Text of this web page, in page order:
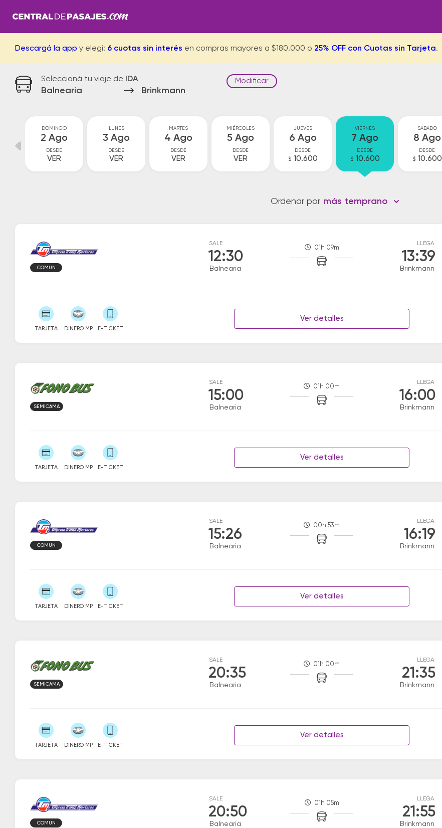
Descargá la app y elegí: 6 cuotas sin interés en compras mayores a $180.000 o 25% OFF con Cuotas sin Tarjeta.
Seleccioná tu viaje de IDA
Balnearia Brinkmann
Modificar
DOMINGO
2 Ago
DESDE
VER
LUNES
3 Ago
DESDE
VER
MARTES
4 Ago
DESDE
VER
MIÉRCOLES
5 Ago
DESDE
VER
JUEVES
6 Ago
DESDE
$ 10.600
VIERNES
7 Ago
DESDE
$ 10.600
SABADO
8 Ago
DESDE
$ 10.600
Ordenar por más temprano
SALE
12:30
Balnearia
01h 09m
LLEGA
13:39
Brinkmann
COMUN
TARJETA DINERO MP E-TICKET
Ver detalles
SALE
15:00
Balnearia
01h 00m
LLEGA
16:00
Brinkmann
SEMICAMA
TARJETA DINERO MP E-TICKET
Ver detalles
SALE
15:26
Balnearia
00h 53m
LLEGA
16:19
Brinkmann
COMUN
TARJETA DINERO MP E-TICKET
Ver detalles
SALE
20:35
Balnearia
01h 00m
LLEGA
21:35
Brinkmann
SEMICAMA
TARJETA DINERO MP E-TICKET
Ver detalles
SALE
20:50
Balnearia
01h 05m
LLEGA
21:55
Brinkmann
COMUN